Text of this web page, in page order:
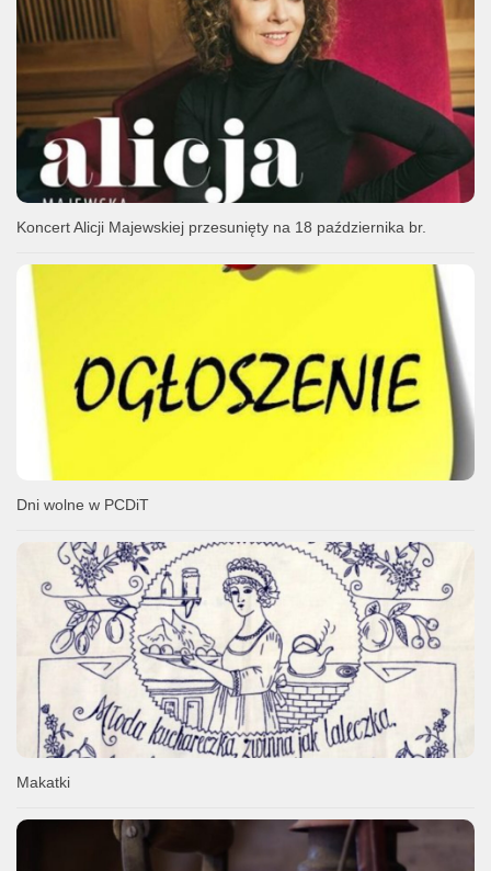
Koncert Alicji Majewskiej przesunięty na 18 października br.
Dni wolne w PCDiT
Makatki